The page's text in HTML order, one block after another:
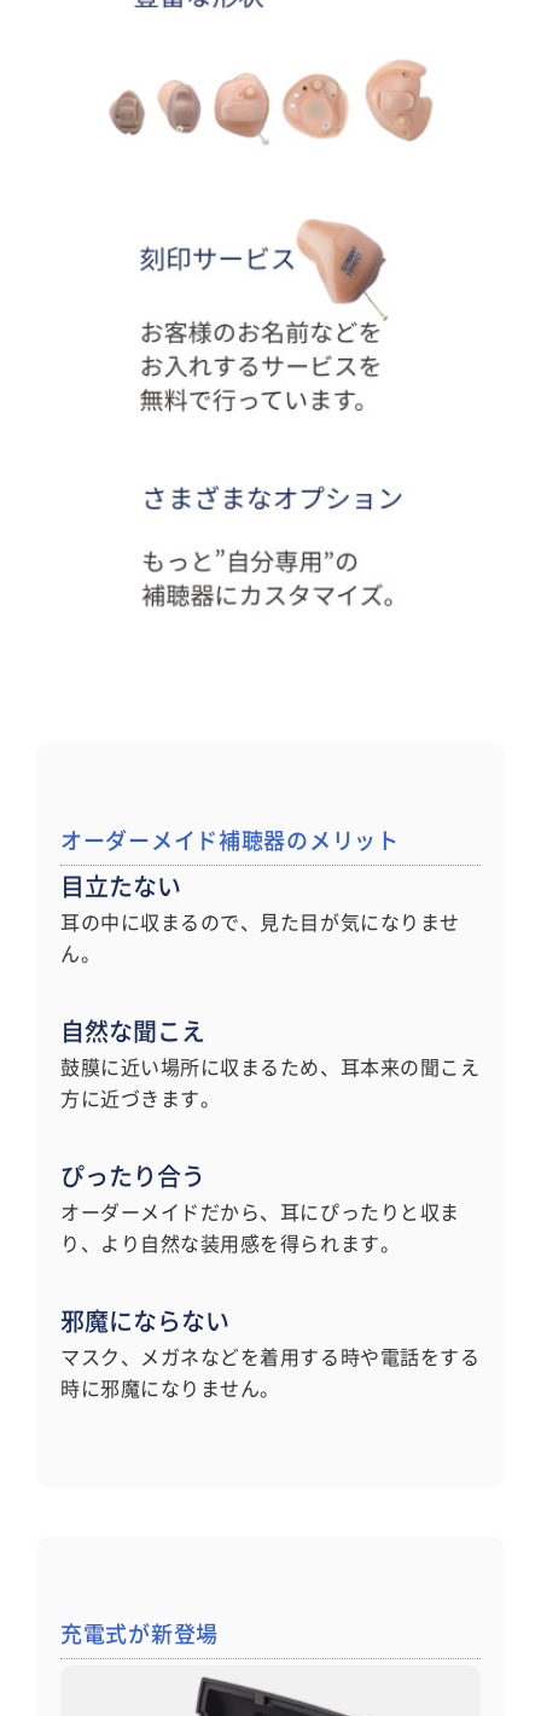
オーダーメイド補聴器のメリット
目立たない
耳の中に収まるので、見た目が気になりませ
ん。
自然な聞こえ
鼓膜に近い場所に収まるため、耳本来の聞こえ
方に近づきます。
ぴったり合う
オーダーメイドだから、耳にぴったりと収ま
り、より自然な装用感を得られます。
邪魔にならない
マスク、メガネなどを着用する時や電話をする
時に邪魔になりません。
充電式が新登場